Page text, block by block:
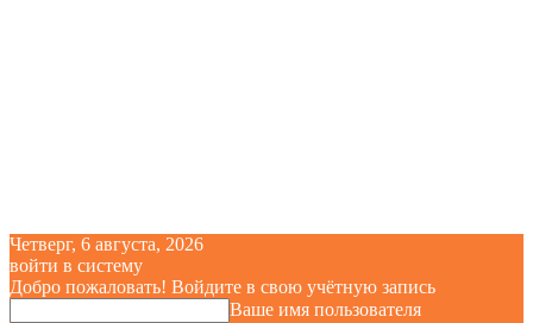
Четверг, 6 августа, 2026
войти в систему
Добро пожаловать! Войдите в свою учётную запись
Ваше имя пользователя